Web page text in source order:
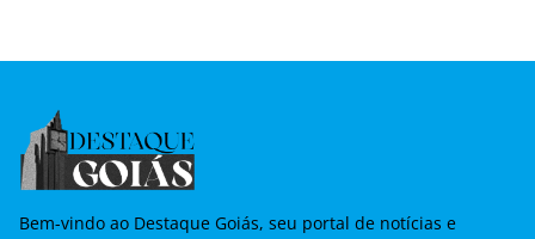
Bem-vindo ao Destaque Goiás, seu portal de notícias e